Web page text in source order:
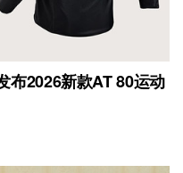
布2026新款AT 80运动